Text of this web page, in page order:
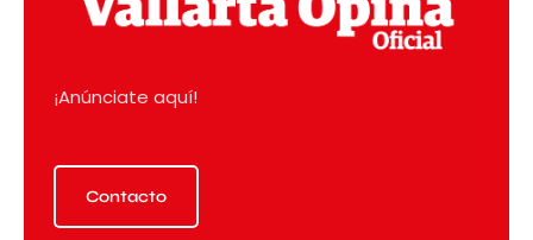
¡Anúnciate aquí!
Contacto